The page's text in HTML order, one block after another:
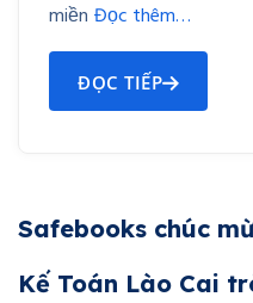
miền Đọc thêm…
ĐỌC TIẾP
Safebooks chúc
Kế Toán Lào Cai